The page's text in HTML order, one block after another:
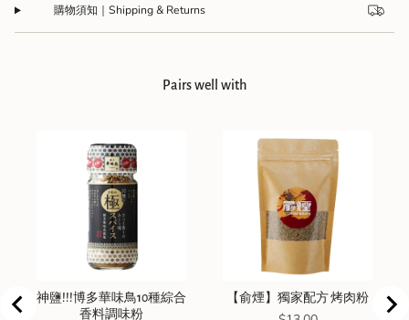
購物須知｜Shipping & Returns
Pairs well with
神鹽!!!博多華味鳥10種綜合
香料調味粉
【俞煙】獨家配方 烤肉粉